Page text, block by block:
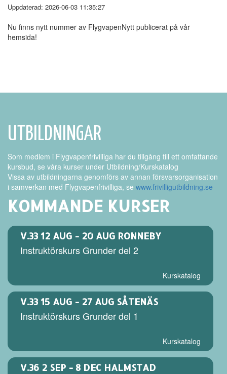
Uppdaterad: 2026-06-03 11:35:27
Nu finns nytt nummer av FlygvapenNytt publicerat på vår
hemsida!
UTBILDNINGAR
Som medlem i Flygvapenfrivilliga har du tillgång till ett omfattande
kursbud, se våra kurser under Utbildning/Kurskatalog
Vissa av utbildningarna genomförs av annan försvarsorganisation
i samverkan med Flygvapenfrivilliga, se www.frivilligutbildning.se
KOMMANDE KURSER
V.33 12 AUG - 20 AUG RONNEBY
Instruktörskurs Grunder del 2
Kurskatalog
V.33 15 AUG - 27 AUG SÅTENÄS
Instruktörskurs Grunder del 1
Kurskatalog
V.36 2 SEP - 8 DEC HALMSTAD